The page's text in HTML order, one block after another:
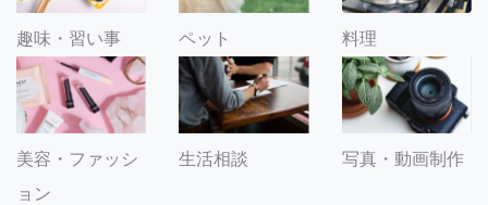
趣味・習い事 ペット 料理
美容・ファッシ
ョン
生活相談 写真・動画制作